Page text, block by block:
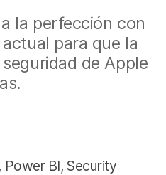
la perfección con
para que la
de Apple
BI, Security